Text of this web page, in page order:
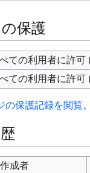
保護
ての利用者に許可
ての利用者に許可
の保護記録を閲覧。
成者